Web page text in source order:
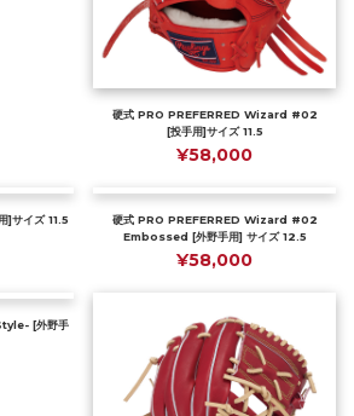
硬式 PRO PREFERRED Wizard #02
[投手用]サイズ 11.5
¥58,000
]サイズ 11.5
硬式 PRO PREFERRED Wizard #02
Embossed [外野手用] サイズ 12.5
¥58,000
[外野手